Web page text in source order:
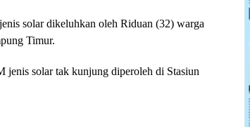
solar dikeluhkan oleh Riduan (32) warga
Timur.
jenis solar tak kunjung diperoleh di Stasiun